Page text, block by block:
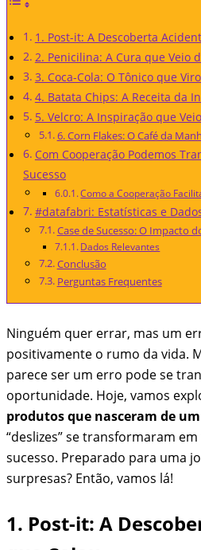
1. Post-it: A Descoberta
2. Penicilina: A Cura que Veio
3. Coca-Cola: O Tônico que
4. Batata Chips: A Receita da
5. Velcro: A Inspiração que
6. Corn Flakes: O Café da
Com Cooperação Podemos
Sucesso
Como a Cooperação
#datafabri: Estatísticas e
Case de Sucesso: O Impacto
Dados Relevantes
Conclusão
Perguntas Frequentes
Ninguém quer errar, mas um
positivamente o rumo da vida.
parece ser um erro pode se
oportunidade. Hoje, vamos
produtos que nasceram de
“deslizes” se transformaram
sucesso. Preparado para uma
surpresas? Então, vamos lá!
1. Post-it: A